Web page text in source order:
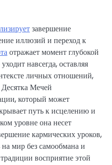
завершение
иллюзий и переход к
отражает момент глубокой
навсегда, оставляя
личных отношений,
Мечей
который может
путь к исцелению и
уровне она несет
кармических уроков,
на мир без самообмана и
восприятие этой